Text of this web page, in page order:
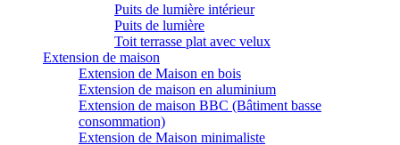
Puits de lumière intérieur
Puits de lumière
Toit terrasse plat avec velux
Extension de maison
Extension de Maison en bois
Extension de maison en aluminium
Extension de maison BBC (Bâtiment basse
consommation)
Extension de Maison minimaliste